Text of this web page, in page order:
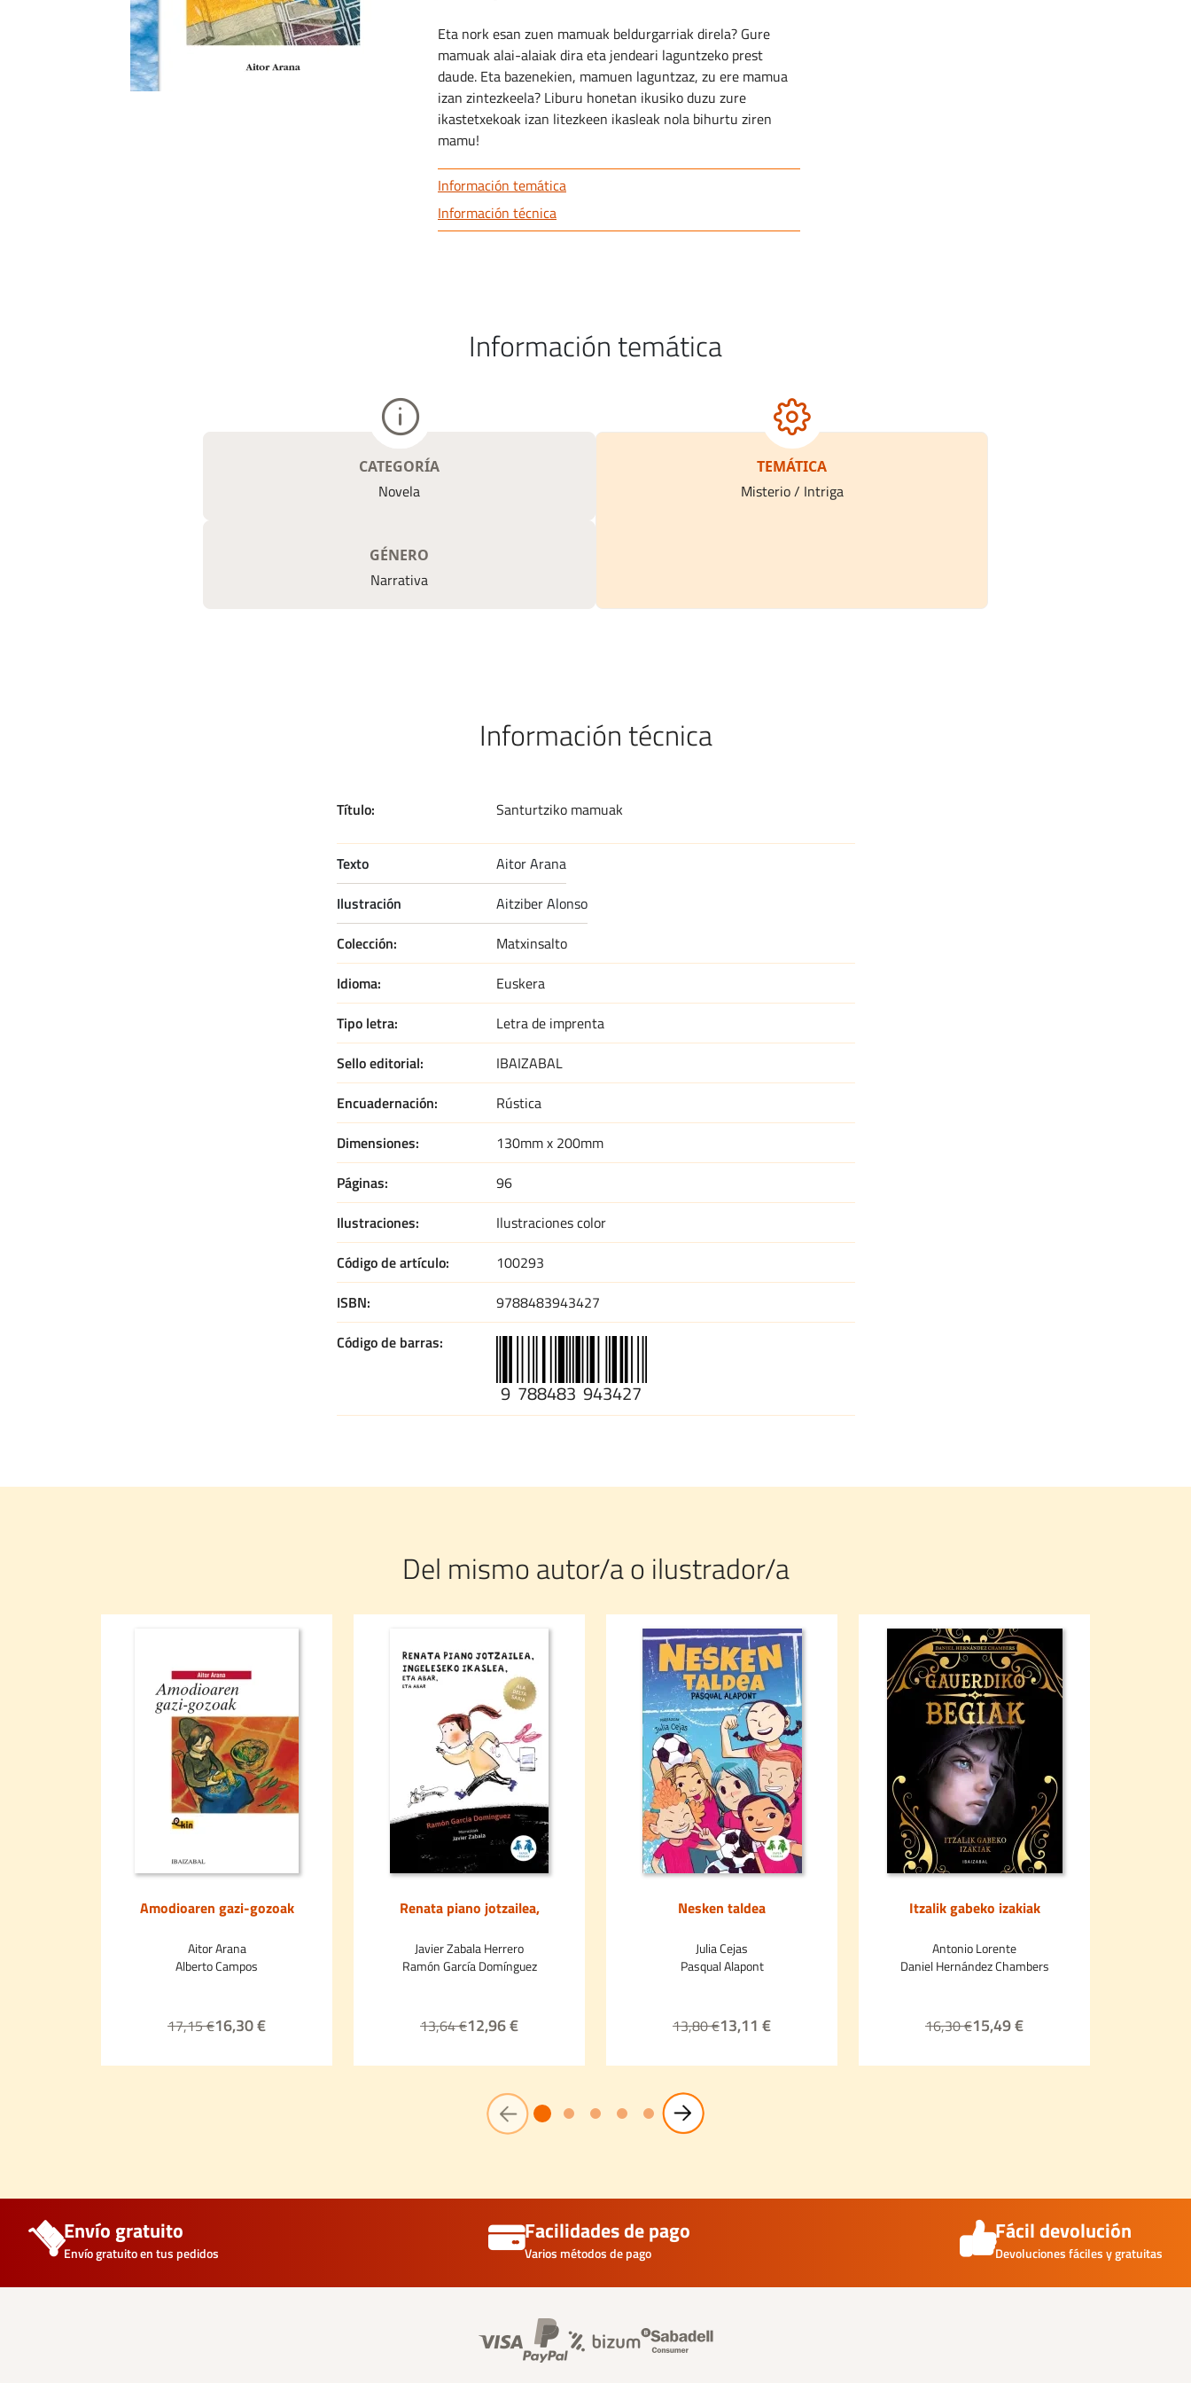
Eta nork esan zuen mamuak beldurgarriak direla? Gure
mamuak alai-alaiak dira eta jendeari laguntzeko prest
daude. Eta bazenekien, mamuen laguntzaz, zu ere mamua
izan zintezkeela? Liburu honetan ikusiko duzu zure
ikastetxekoak izan litezkeen ikasleak nola bihurtu ziren
mamu!
Información temática
Información técnica
Información temática
CATEGORÍA
Novela
GÉNERO
Narrativa
TEMÁTICA
Misterio / Intriga
Información técnica
Título Santurtziko mamuak
Texto
aitor arana
Ilustración
aitziber alonso
Colección
Matxinsalto
Idioma
Euskera
Tipo letra
Letra de imprenta
Sello editorial
IBAIZABAL
Encuadernación
Rústica
Dimensiones
130mm x 200mm
Páginas
96
Ilustraciones
Ilustraciones color
Código de artículo
100293
ISBN
9788483943427
Código de barras
9 788483 943427
Del mismo autor/a o ilustrador/a
Amodioaren gazi-gozoak
Aitor Arana
Alberto Campos
17,15 €16,30 €
Renata piano jotzailea,
abar
Javier Zabala Herrero
Ramón García Domínguez
13,64 €12,96 €
Nesken taldea
Julia Cejas
Pasqual Alapont
13,80 €13,11 €
Itzalik gabeko izakiak
Antonio Lorente
Daniel Hernández Chambers
16,30 €15,49 €
Envío gratuito
Envío gratuito en tus pedidos
Facilidades de pago
Varios métodos de pago
Fácil devolución
Devoluciones fáciles y gratuitas
Banner información footer